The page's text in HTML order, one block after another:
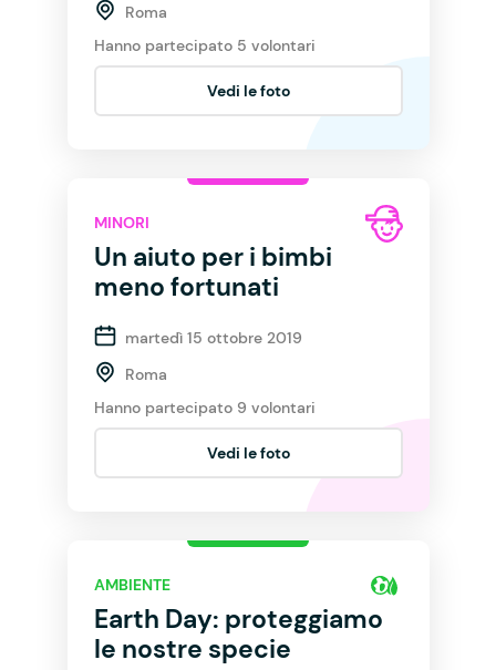
Roma
Hanno partecipato 5 volontari
Vedi le foto
MINORI
Un aiuto per i bimbi
meno fortunati
martedì 15 ottobre 2019
Roma
Hanno partecipato 9 volontari
Vedi le foto
AMBIENTE
Earth Day: proteggiamo
le nostre specie